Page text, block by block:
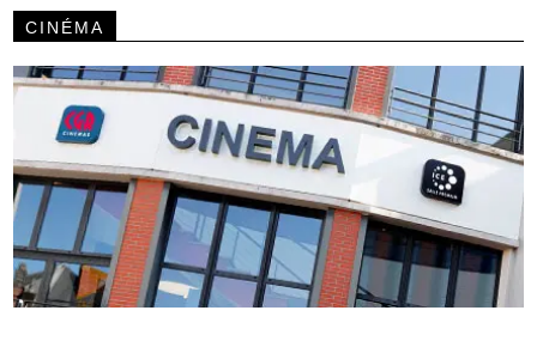
CINÉMA